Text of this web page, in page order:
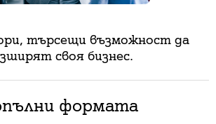
търсещи възможност да
своя бизнес.
формата